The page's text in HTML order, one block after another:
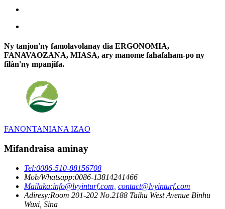
Ny tanjon'ny famolavolanay dia ERGONOMIA,
FANAVAOZANA, MIASA, ary manome fahafaham-po ny
filàn'ny mpanjifa.
FANONTANIANA IZAO
Mifandraisa aminay
Tel:0086-510-88156708
Mob/Whatsapp:0086-13814241466
Mailaka:info@lvyinturf.com, contact@lvyinturf.com
Adiresy:Room 201-202 No.2188 Taihu West Avenue Binhu
Wuxi, Sina